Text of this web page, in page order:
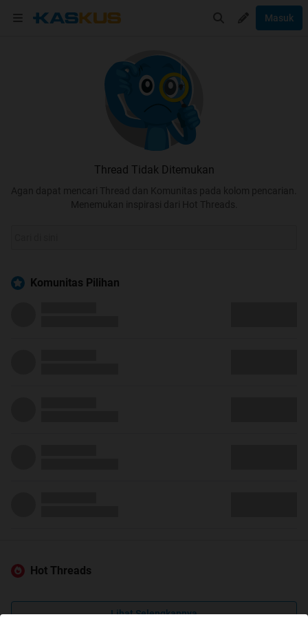
Masuk
Thread Tidak Ditemukan
Agan dapat mencari Thread dan Komunitas pada kolom pencarian.
Menemukan inspirasi dari Hot Threads.
Komunitas Pilihan
Hot Threads
Lihat Selengkapnya